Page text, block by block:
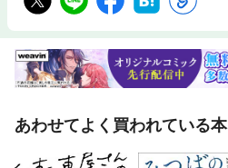
あわせてよく買われている本